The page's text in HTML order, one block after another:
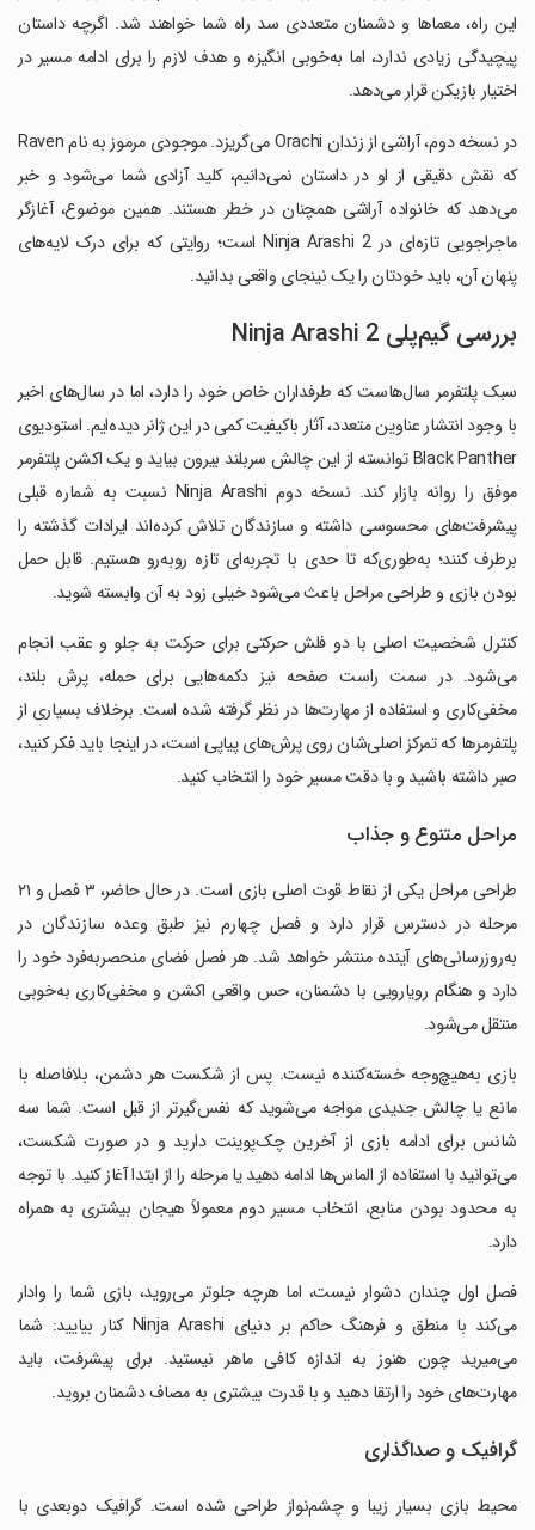
این راه، معماها و دشمنان متعددی سد راه شما خواهند شد. اگرچه داستان
پیچیدگی زیادی ندارد، اما به‌خوبی انگیزه و هدف لازم را برای ادامه مسیر در
اختیار بازیکن قرار می‌دهد.
در نسخه دوم، آراشی از زندان Orachi می‌گریزد. موجودی مرموز به نام Raven
که نقش دقیقی از او در داستان نمی‌دانیم، کلید آزادی شما می‌شود و خبر
می‌دهد که خانواده آراشی همچنان در خطر هستند. همین موضوع، آغازگر
ماجراجویی تازه‌ای در Ninja Arashi 2 است؛ روایتی که برای درک لایه‌های
پنهان آن، باید خودتان را یک نینجای واقعی بدانید.
بررسی گیم‌پلی Ninja Arashi 2
سبک پلتفرمر سال‌هاست که طرفداران خاص خود را دارد، اما در سال‌های اخیر
با وجود انتشار عناوین متعدد، آثار باکیفیت کمی در این ژانر دیده‌ایم. استودیوی
Black Panther توانسته از این چالش سربلند بیرون بیاید و یک اکشن پلتفرمر
موفق را روانه بازار کند. نسخه دوم Ninja Arashi نسبت به شماره قبلی
پیشرفت‌های محسوسی داشته و سازندگان تلاش کرده‌اند ایرادات گذشته را
برطرف کنند؛ به‌طوری‌که تا حدی با تجربه‌ای تازه روبه‌رو هستیم. قابل حمل
بودن بازی و طراحی مراحل باعث می‌شود خیلی زود به آن وابسته شوید.
کنترل شخصیت اصلی با دو فلش حرکتی برای حرکت به جلو و عقب انجام
می‌شود. در سمت راست صفحه نیز دکمه‌هایی برای حمله، پرش بلند،
مخفی‌کاری و استفاده از مهارت‌ها در نظر گرفته شده است. برخلاف بسیاری از
پلتفرمرها که تمرکز اصلی‌شان روی پرش‌های پیاپی است، در اینجا باید فکر کنید،
صبر داشته باشید و با دقت مسیر خود را انتخاب کنید.
مراحل متنوع و جذاب
طراحی مراحل یکی از نقاط قوت اصلی بازی است. در حال حاضر، ۳ فصل و ۲۱
مرحله در دسترس قرار دارد و فصل چهارم نیز طبق وعده سازندگان در
به‌روزرسانی‌های آینده منتشر خواهد شد. هر فصل فضای منحصربه‌فرد خود را
دارد و هنگام رویارویی با دشمنان، حس واقعی اکشن و مخفی‌کاری به‌خوبی
منتقل می‌شود.
بازی به‌هیچ‌وجه خسته‌کننده نیست. پس از شکست هر دشمن، بلافاصله با
مانع یا چالش جدیدی مواجه می‌شوید که نفس‌گیرتر از قبل است. شما سه
شانس برای ادامه بازی از آخرین چک‌پوینت دارید و در صورت شکست،
می‌توانید با استفاده از الماس‌ها ادامه دهید یا مرحله را از ابتدا آغاز کنید. با توجه
به محدود بودن منابع، انتخاب مسیر دوم معمولاً هیجان بیشتری به همراه
دارد.
فصل اول چندان دشوار نیست، اما هرچه جلوتر می‌روید، بازی شما را وادار
می‌کند با منطق و فرهنگ حاکم بر دنیای Ninja Arashi کنار بیایید: شما
می‌میرید چون هنوز به اندازه کافی ماهر نیستید. برای پیشرفت، باید
مهارت‌های خود را ارتقا دهید و با قدرت بیشتری به مصاف دشمنان بروید.
گرافیک و صداگذاری
محیط بازی بسیار زیبا و چشم‌نواز طراحی شده است. گرافیک دوبعدی با